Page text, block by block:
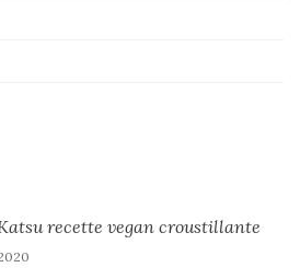
recette vegan croustillante